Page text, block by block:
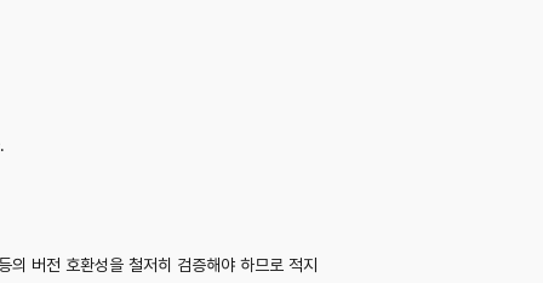
버전 호환성을 철저히 검증해야 하므로 적지